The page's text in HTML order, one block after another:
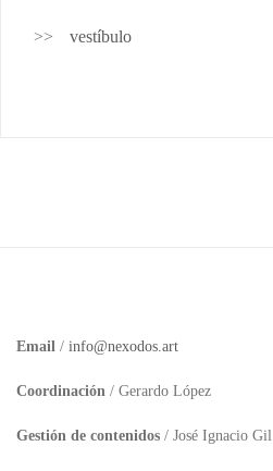
vestíbulo
Email / info@nexodos.art
Coordinación / Gerardo López
Gestión de contenidos / José Ignacio Gil